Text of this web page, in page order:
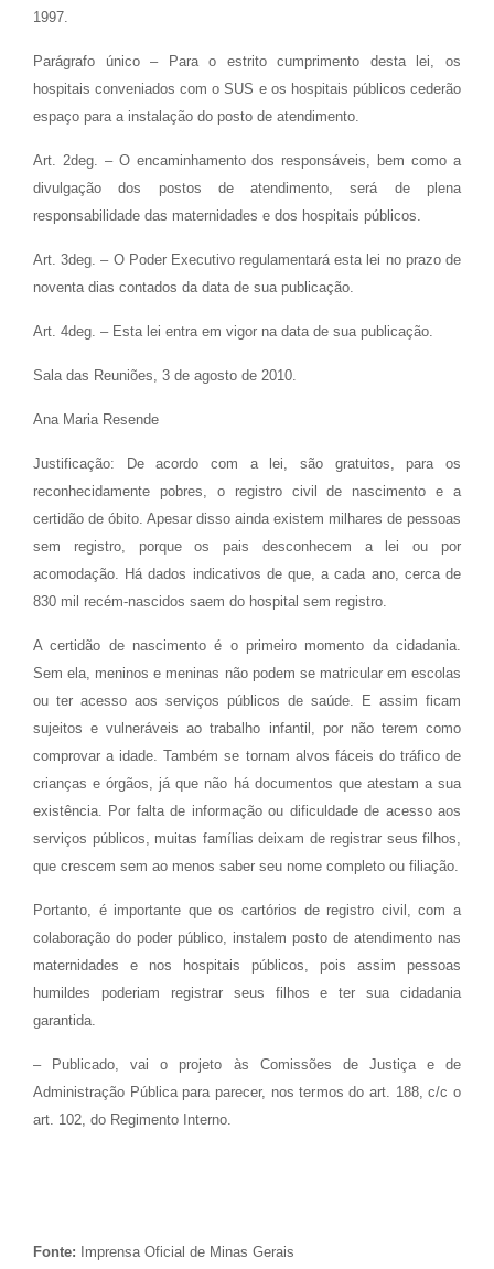
1997.
Parágrafo único – Para o estrito cumprimento desta lei, os
hospitais conveniados com o SUS e os hospitais públicos cederão
espaço para a instalação do posto de atendimento.
Art. 2deg. – O encaminhamento dos responsáveis, bem como a
divulgação dos postos de atendimento, será de plena
responsabilidade das maternidades e dos hospitais públicos.
Art. 3deg. – O Poder Executivo regulamentará esta lei no prazo de
noventa dias contados da data de sua publicação.
Art. 4deg. – Esta lei entra em vigor na data de sua publicação.
Sala das Reuniões, 3 de agosto de 2010.
Ana Maria Resende
Justificação: De acordo com a lei, são gratuitos, para os
reconhecidamente pobres, o registro civil de nascimento e a
certidão de óbito. Apesar disso ainda existem milhares de pessoas
sem registro, porque os pais desconhecem a lei ou por
acomodação. Há dados indicativos de que, a cada ano, cerca de
830 mil recém-nascidos saem do hospital sem registro.
A certidão de nascimento é o primeiro momento da cidadania.
Sem ela, meninos e meninas não podem se matricular em escolas
ou ter acesso aos serviços públicos de saúde. E assim ficam
sujeitos e vulneráveis ao trabalho infantil, por não terem como
comprovar a idade. Também se tornam alvos fáceis do tráfico de
crianças e órgãos, já que não há documentos que atestam a sua
existência. Por falta de informação ou dificuldade de acesso aos
serviços públicos, muitas famílias deixam de registrar seus filhos,
que crescem sem ao menos saber seu nome completo ou filiação.
Portanto, é importante que os cartórios de registro civil, com a
colaboração do poder público, instalem posto de atendimento nas
maternidades e nos hospitais públicos, pois assim pessoas
humildes poderiam registrar seus filhos e ter sua cidadania
garantida.
– Publicado, vai o projeto às Comissões de Justiça e de
Administração Pública para parecer, nos termos do art. 188, c/c o
art. 102, do Regimento Interno.
Fonte: Imprensa Oficial de Minas Gerais